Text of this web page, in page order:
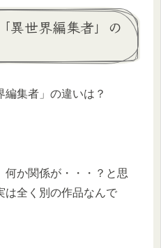
異世界編集者」の
編集者」の違いは？
何か関係が・・・？と思
は全く別の作品なんで